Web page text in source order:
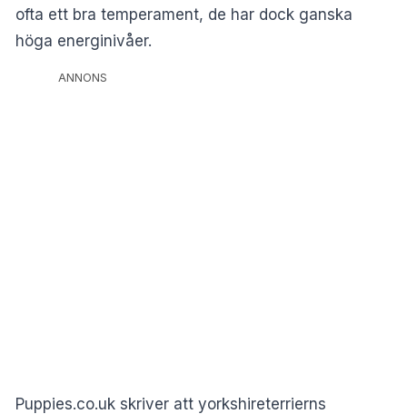
ofta ett bra temperament, de har dock ganska
höga energinivåer.
ANNONS
Puppies.co.uk skriver att yorkshireterrierns